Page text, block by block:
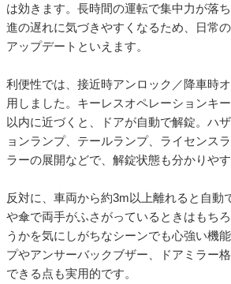
は効きます。長時間の運転で集中力が落
進の遅れに気づきやすくなるため、日常
アップデートといえます。
利便性では、接近時アンロック／降車時
用しました。キーレスオペレーションキ
以内に近づくと、ドアが自動で解錠。ハ
ョンランプ、テールランプ、ライセンス
ラーの展開などで、解錠状態も分かりやす
反対に、車両から約3m以上離れると自動
や傘で両手がふさがっているときはもち
うかを気にしがちなシーンでも心強い機
プやアンサーバックブザー、ドアミラー
できる点も実用的です。